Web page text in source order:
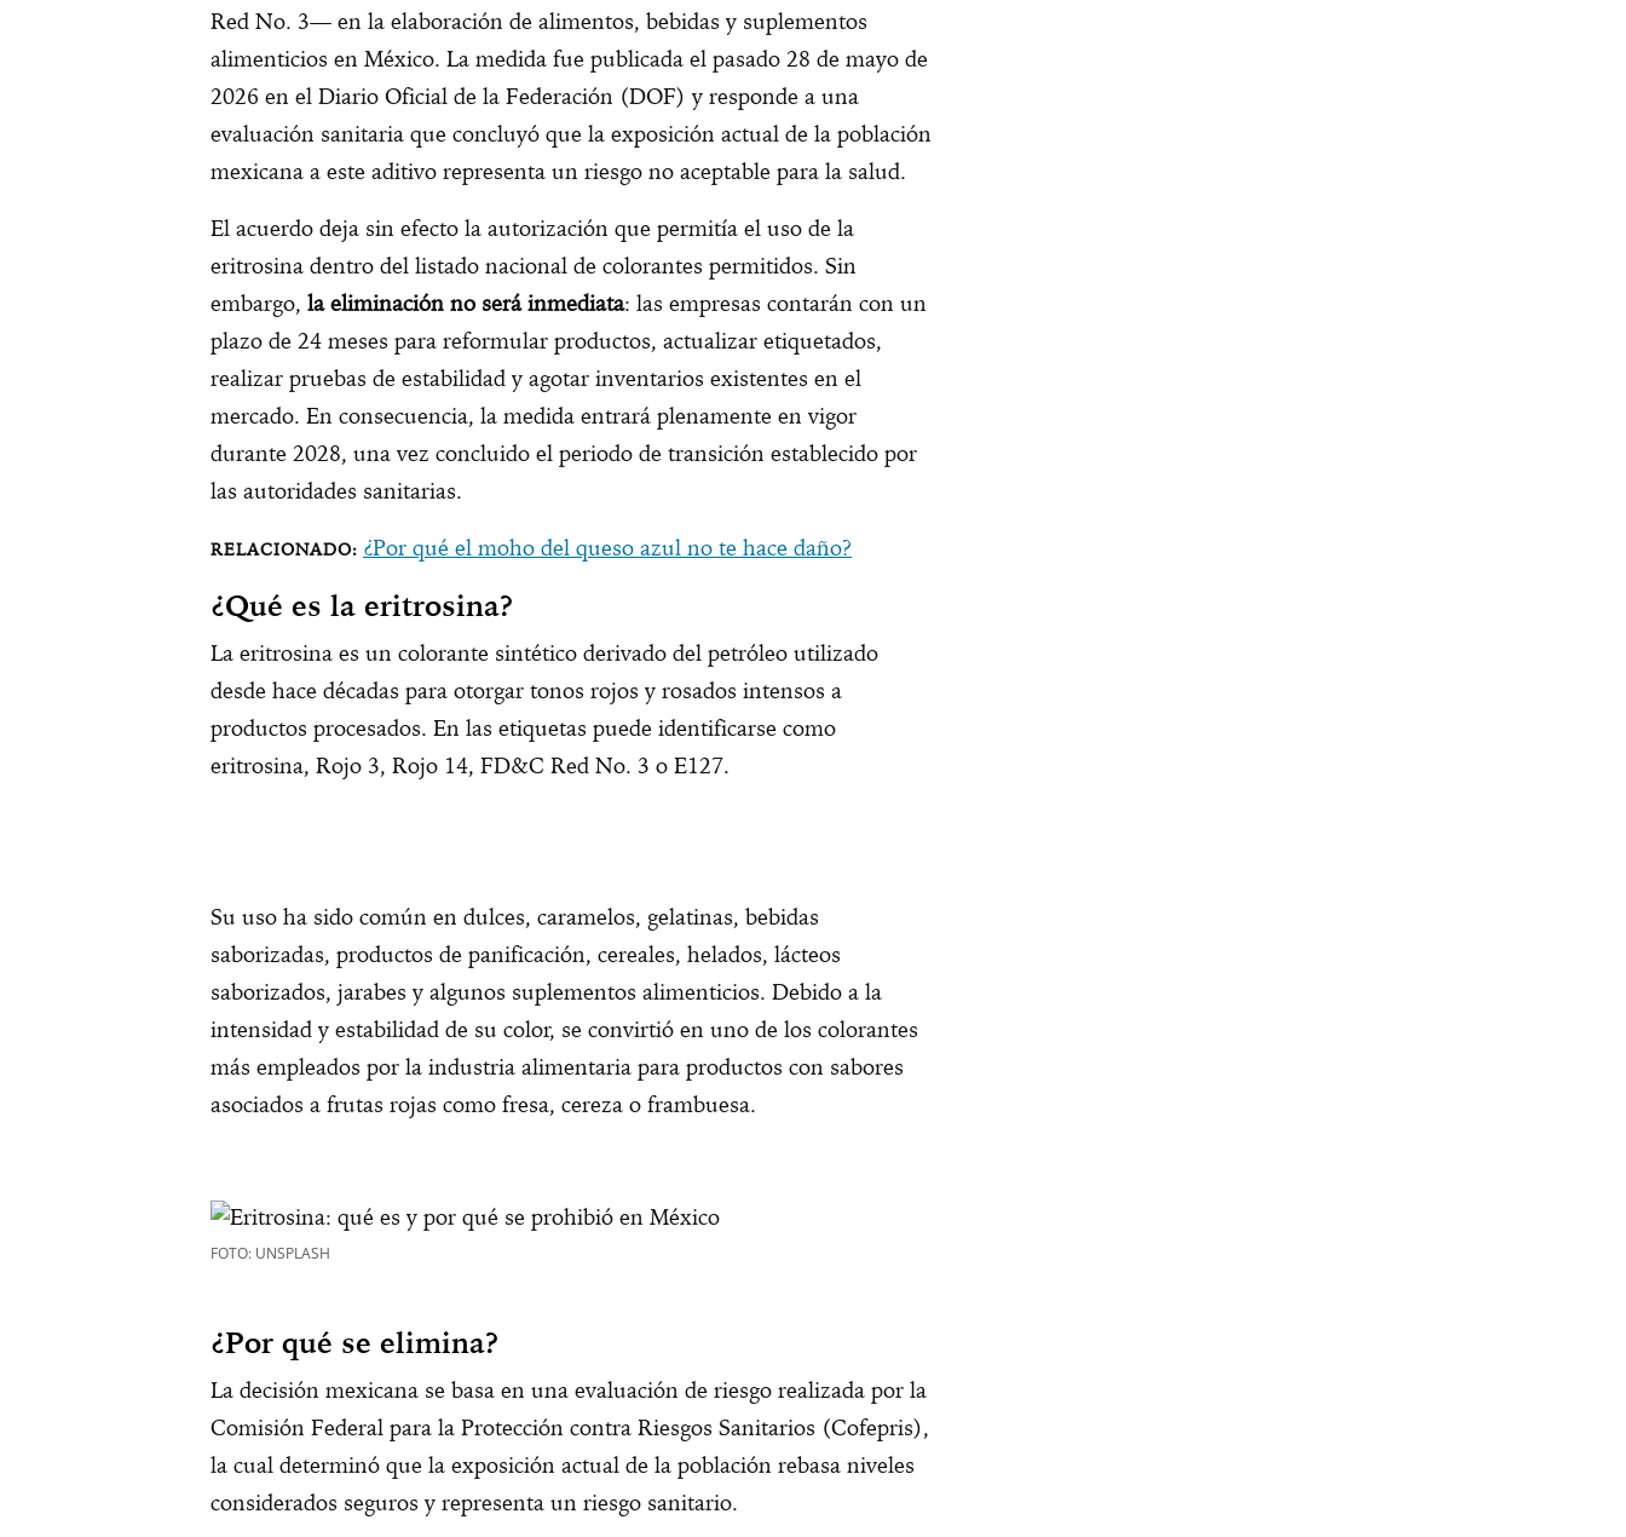
Red No. 3— en la elaboración de alimentos, bebidas y suplementos
alimenticios en México. La medida fue publicada el pasado 28 de mayo de
2026 en el Diario Oficial de la Federación (DOF) y responde a una
evaluación sanitaria que concluyó que la exposición actual de la población
mexicana a este aditivo representa un riesgo no aceptable para la salud.
El acuerdo deja sin efecto la autorización que permitía el uso de la
eritrosina dentro del listado nacional de colorantes permitidos. Sin
embargo, la eliminación no será inmediata: las empresas contarán con un
plazo de 24 meses para reformular productos, actualizar etiquetados,
realizar pruebas de estabilidad y agotar inventarios existentes en el
mercado. En consecuencia, la medida entrará plenamente en vigor
durante 2028, una vez concluido el periodo de transición establecido por
las autoridades sanitarias.
¿Por qué el moho del queso azul no te hace daño?
¿Qué es la eritrosina?
La eritrosina es un colorante sintético derivado del petróleo utilizado
desde hace décadas para otorgar tonos rojos y rosados intensos a
productos procesados. En las etiquetas puede identificarse como
eritrosina, Rojo 3, Rojo 14, FD&C Red No. 3 o E127.
Su uso ha sido común en dulces, caramelos, gelatinas, bebidas
saborizadas, productos de panificación, cereales, helados, lácteos
saborizados, jarabes y algunos suplementos alimenticios. Debido a la
intensidad y estabilidad de su color, se convirtió en uno de los colorantes
más empleados por la industria alimentaria para productos con sabores
asociados a frutas rojas como fresa, cereza o frambuesa.
FOTO: UNSPLASH
¿Por qué se elimina?
La decisión mexicana se basa en una evaluación de riesgo realizada por la
Comisión Federal para la Protección contra Riesgos Sanitarios (Cofepris),
la cual determinó que la exposición actual de la población rebasa niveles
considerados seguros y representa un riesgo sanitario.